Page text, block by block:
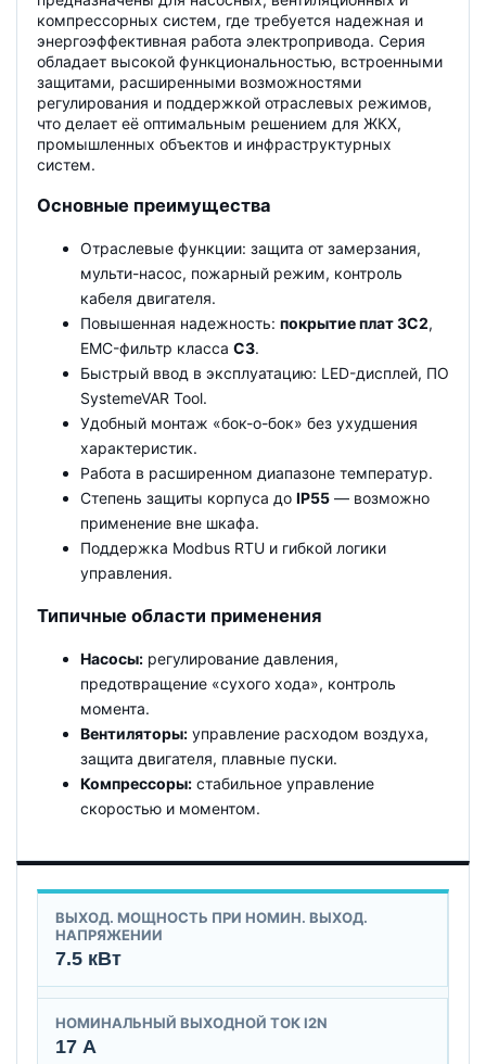
компрессорных систем, где требуется надежная и
энергоэффективная работа электропривода. Серия
обладает высокой функциональностью, встроенными
защитами, расширенными возможностями
регулирования и поддержкой отраслевых режимов,
что делает её оптимальным решением для ЖКХ,
промышленных объектов и инфраструктурных
систем.
Основные преимущества
Отраслевые функции: защита от замерзания,
мульти-насос, пожарный режим, контроль
кабеля двигателя.
Повышенная надежность: покрытие плат 3C2,
EMC-фильтр класса C3.
Быстрый ввод в эксплуатацию: LED-дисплей, ПО
SystemeVAR Tool.
Удобный монтаж «бок-о-бок» без ухудшения
характеристик.
Работа в расширенном диапазоне температур.
Степень защиты корпуса до IP55 — возможно
применение вне шкафа.
Поддержка Modbus RTU и гибкой логики
управления.
Типичные области применения
Насосы: регулирование давления,
предотвращение «сухого хода», контроль
момента.
Вентиляторы: управление расходом воздуха,
защита двигателя, плавные пуски.
Компрессоры: стабильное управление
скоростью и моментом.
ВЫХОД. МОЩНОСТЬ ПРИ НОМИН. ВЫХОД.
НАПРЯЖЕНИИ
7.5 кВт
НОМИНАЛЬНЫЙ ВЫХОДНОЙ ТОК I2N
17 А